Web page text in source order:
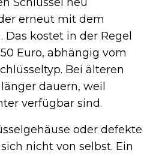
erneut mit dem
Das kostet in der Regel
Euro, abhängig vom
Bei älteren
dauern, weil
verfügbar sind.
oder defekte
nicht von selbst. Ein